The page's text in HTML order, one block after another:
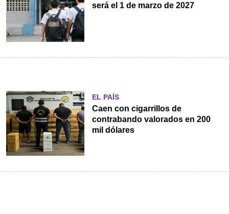
será el 1 de marzo de 2027
EL PAÍS
Caen con cigarrillos de
contrabando valorados en 200
mil dólares